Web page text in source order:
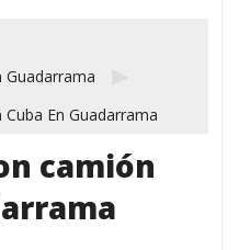
Guadarrama
En Guadarrama
camión